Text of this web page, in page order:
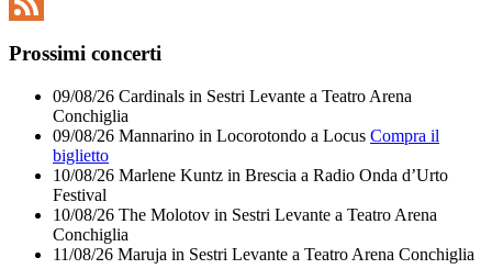
Prossimi concerti
09/08/26 Cardinals in Sestri Levante a Teatro Arena
Conchiglia
09/08/26 Mannarino in Locorotondo a Locus Compra il
biglietto
10/08/26 Marlene Kuntz in Brescia a Radio Onda d’Urto
Festival
10/08/26 The Molotov in Sestri Levante a Teatro Arena
Conchiglia
11/08/26 Maruja in Sestri Levante a Teatro Arena Conchiglia